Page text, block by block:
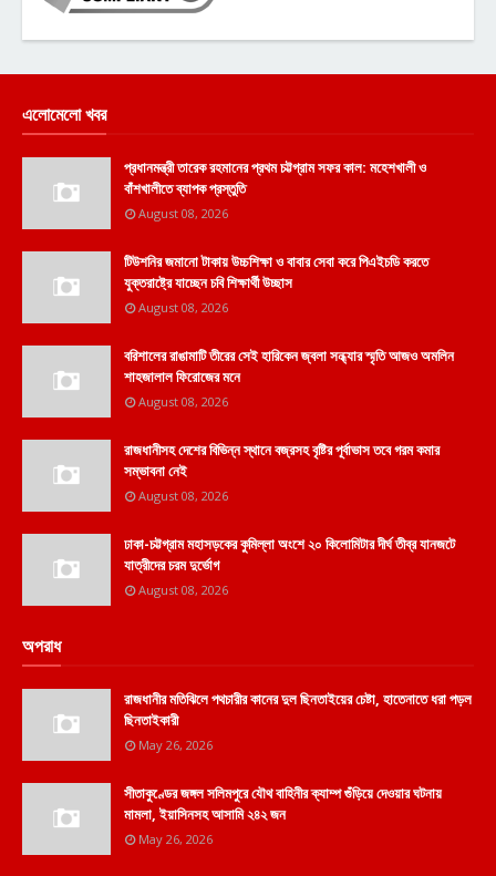
এলোমেলো খবর
প্রধানমন্ত্রী তারেক রহমানের প্রথম চট্টগ্রাম সফর কাল: মহেশখালী ও
বাঁশখালীতে ব্যাপক প্রস্তুতি
August 08, 2026
টিউশনির জমানো টাকায় উচ্চশিক্ষা ও বাবার সেবা করে পিএইচডি করতে
যুক্তরাষ্ট্রে যাচ্ছেন চবি শিক্ষার্থী উচ্ছাস
August 08, 2026
বরিশালের রাঙামাটি তীরের সেই হারিকেন জ্বলা সন্ধ্যার স্মৃতি আজও অমলিন
শাহজালাল ফিরোজের মনে
August 08, 2026
রাজধানীসহ দেশের বিভিন্ন স্থানে বজ্রসহ বৃষ্টির পূর্বাভাস তবে গরম কমার
সম্ভাবনা নেই
August 08, 2026
ঢাকা-চট্টগ্রাম মহাসড়কের কুমিল্লা অংশে ২০ কিলোমিটার দীর্ঘ তীব্র যানজটে
যাত্রীদের চরম দুর্ভোগ
August 08, 2026
অপরাধ
রাজধানীর মতিঝিলে পথচারীর কানের দুল ছিনতাইয়ের চেষ্টা, হাতেনাতে ধরা পড়ল
ছিনতাইকারী
May 26, 2026
সীতাকুণ্ডের জঙ্গল সলিমপুরে যৌথ বাহিনীর ক্যাম্প গুঁড়িয়ে দেওয়ার ঘটনায়
মামলা, ইয়াসিনসহ আসামি ২৪২ জন
May 26, 2026